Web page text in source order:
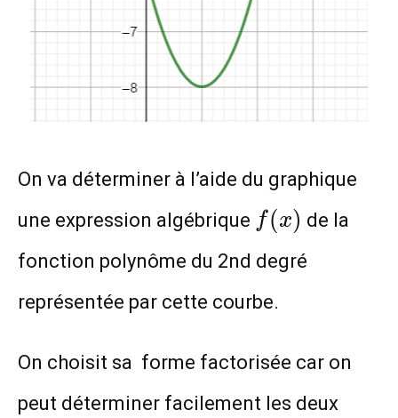
On va déterminer à l’aide du graphique
une expression algébrique f(x)
f (x) de la
fonction polynôme du 2nd degré
représentée par cette courbe.
On choisit sa forme factorisée car on
peut déterminer facilement les deux